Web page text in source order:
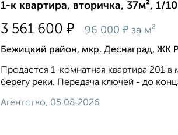
1-к квартира, вторичка, 37м², 1/
3 561 600 ₽ 96 000 ₽ за м²
Бежицкий район, мкр. Деснаград, ЖК
Продается 1-комнатная квартира 201
берегу реки. Передача ключей - до
Агентство, 05.08.2026